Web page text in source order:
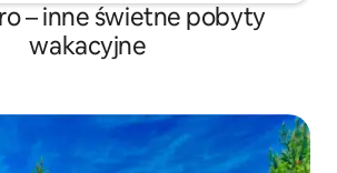
– inne świetne pobyty
wakacyjne